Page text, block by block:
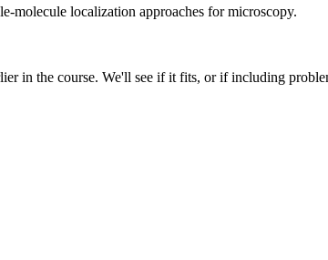
molecule localization approaches for microscopy.
in the course. We'll see if it fits, or if including